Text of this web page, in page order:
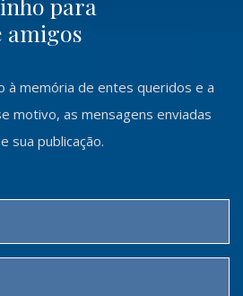
amigos
à memória de entes queridos e a
motivo, as mensagens enviadas
sua publicação.